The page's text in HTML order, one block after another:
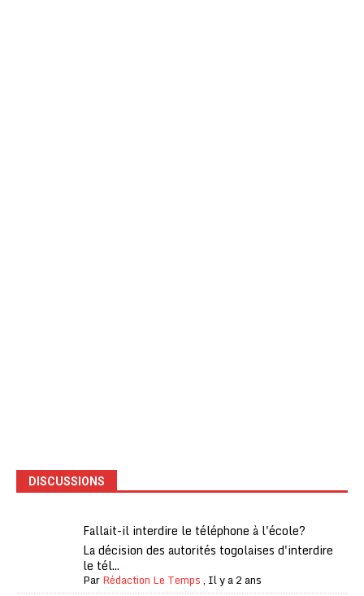
DISCUSSIONS
Fallait-il interdire le téléphone à l'école?
La décision des autorités togolaises d'interdire
le tél...
ParRédaction Le Temps, Il y a 2 ans